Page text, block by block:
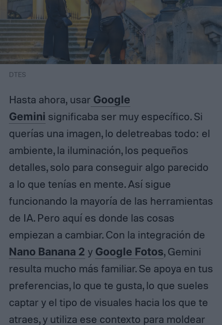
DTES
Hasta ahora, usar Google
Gemini significaba ser muy específico. Si
querías una imagen, lo deletreabas todo: el
ambiente, la iluminación, los pequeños
detalles, solo para conseguir algo parecido
a lo que tenías en mente. Así sigue
funcionando la mayoría de las herramientas
de IA. Pero aquí es donde las cosas
empiezan a cambiar. Con la integración de
Nano Banana 2 y Google Fotos, Gemini
resulta mucho más familiar. Se apoya en tus
preferencias, lo que te gusta, lo que sueles
captar y el tipo de visuales hacia los que te
atraes, y utiliza ese contexto para moldear